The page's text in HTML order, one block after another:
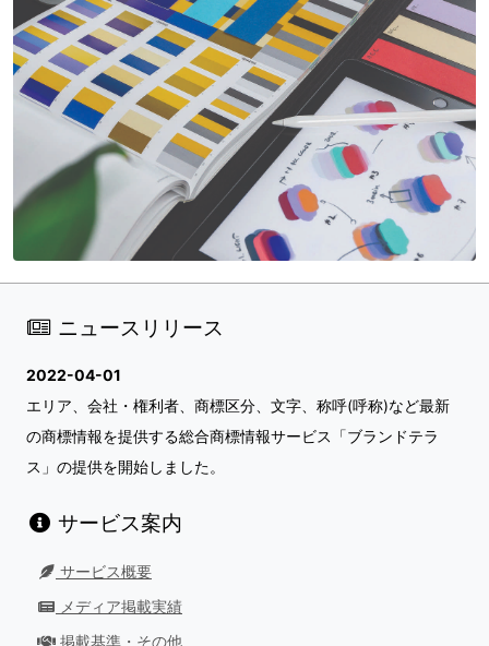
ニュースリリース
2022-04-01
エリア、会社・権利者、商標区分、文字、称呼(呼称)など最新
の商標情報を提供する総合商標情報サービス「ブランドテラ
ス」の提供を開始しました。
サービス案内
サービス概要
メディア掲載実績
掲載基準・その他